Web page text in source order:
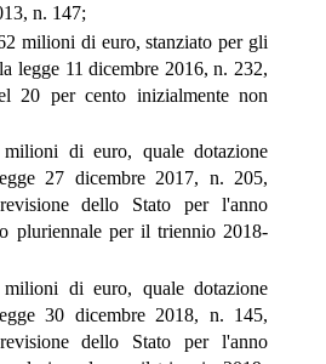
n. 147;
milioni di euro, stanziato per gli
legge 11 dicembre 2016, n. 232,
20 per cento inizialmente non
di euro, quale dotazione
27 dicembre 2017, n. 205,
dello Stato per l'anno
pluriennale per il triennio 2018-
di euro, quale dotazione
30 dicembre 2018, n. 145,
dello Stato per l'anno